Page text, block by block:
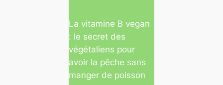
La vitamine B vegan
: le secret des
végétaliens pour
avoir la pêche sans
manger de poisson